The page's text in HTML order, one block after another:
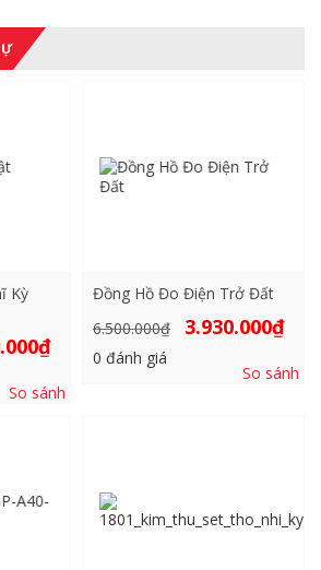
Kỳ
₫Giá
là:
So sánh
Đồng Hồ Đo Điện Trở Đất
6.500.000₫
Giá
gốc
6.500.000₫.
3.930.000₫Giá
là:
0 đánh giá
So sánh